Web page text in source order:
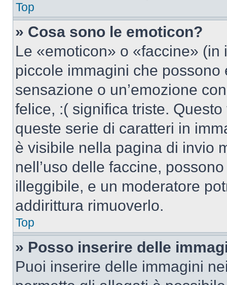
Top
» Cosa sono le emoticon?
Le «emoticon» o «faccine»
piccole immagini che
sensazione o un’emozione
felice, :( significa triste.
queste serie di caratteri in
è visibile nella pagina di invio
nell’uso delle faccine,
illeggibile, e un moderatore
addirittura rimuoverlo.
Top
» Posso inserire delle
Puoi inserire delle immagini